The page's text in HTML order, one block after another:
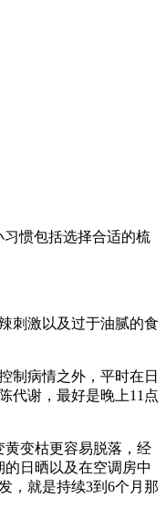
惯包括选择合适的梳
刺激以及过于油腻的食
制病情之外，平时在日
代谢，最好是晚上11点
变枯更容易脱落，经
日晒以及在空调房中
，就是持续3到6个月那